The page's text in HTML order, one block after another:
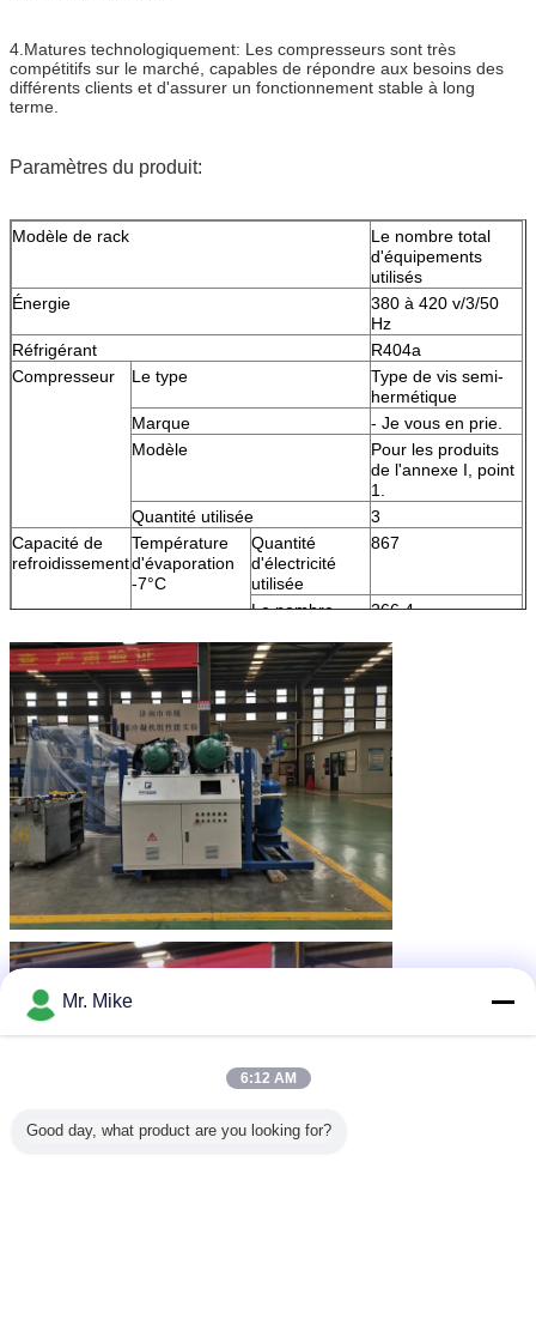
4.Matures technologiquement: Les compresseurs sont très
compétitifs sur le marché, capables de répondre aux besoins des
différents clients et d'assurer un fonctionnement stable à long
terme.
Paramètres du produit:
Modèle de rack
Le nombre total
d'équipements
utilisés
Énergie
380 à 420 v/3/50
Hz
Réfrigérant
R404a
Compresseur
Le type
Type de vis semi-
hermétique
Marque
- Je vous en prie.
Modèle
Pour les produits
de l'annexe I, point
1.
Quantité utilisée
3
Capacité de
refroidissement
Température
d'évaporation
-7°C
Quantité
d'électricité
utilisée
867
Le nombre
266.4
Le COP
3.26
Température de condensation
35°C
Mr. Mike
6:12 AM
Good day, what product are you looking for?